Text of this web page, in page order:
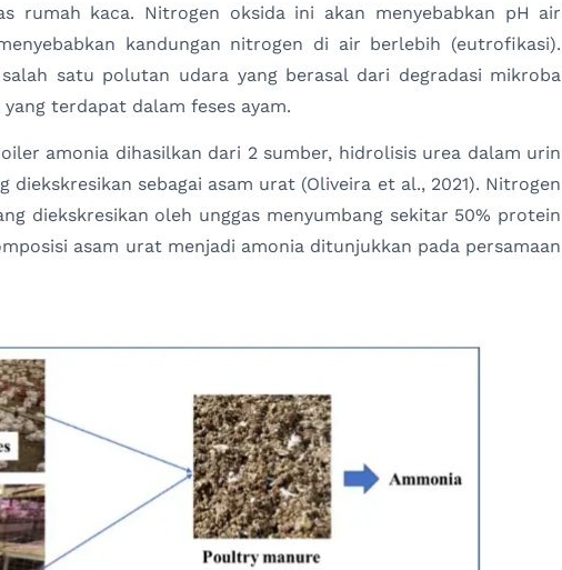
rumah kaca. Nitrogen oksida ini akan menyebabkan pH air
kandungan nitrogen di air berlebih (eutrofikasi).
satu polutan udara yang berasal dari degradasi mikroba
terdapat dalam feses ayam.
amonia dihasilkan dari 2 sumber, hidrolisis urea dalam urin
diekskresikan sebagai asam urat (Oliveira et al., 2021). Nitrogen
diekskresikan oleh unggas menyumbang sekitar 50% protein
asam urat menjadi amonia ditunjukkan pada persamaan